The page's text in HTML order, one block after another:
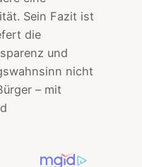
Sein Fazit ist
die
und
nicht
– mit